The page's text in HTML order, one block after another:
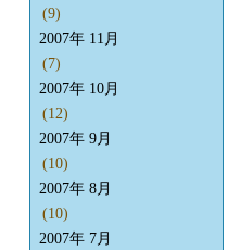
(9)
2007年 11月
(7)
2007年 10月
(12)
2007年 9月
(10)
2007年 8月
(10)
2007年 7月